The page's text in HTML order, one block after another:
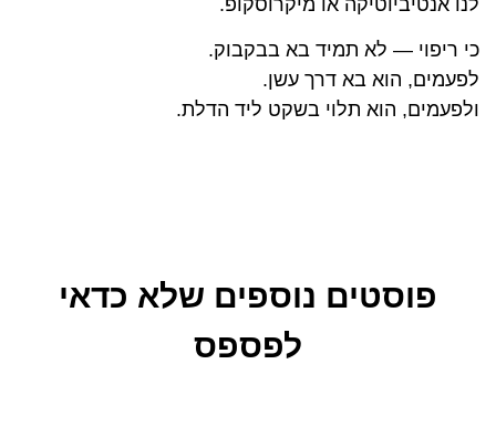
לנו אנטיביוטיקה או מיקרוסקופ.
כי ריפוי — לא תמיד בא בבקבוק.
לפעמים, הוא בא דרך עשן.
ולפעמים, הוא תלוי בשקט ליד הדלת.
פוסטים נוספים שלא כדאי
לפספס